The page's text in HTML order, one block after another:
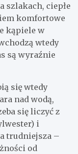
szlakach, ciepłe
komfortowe
kąpiele w
wtedy
są wyraźnie
się wtedy
nad wodą,
się liczyć z
i
trudniejsza –
od